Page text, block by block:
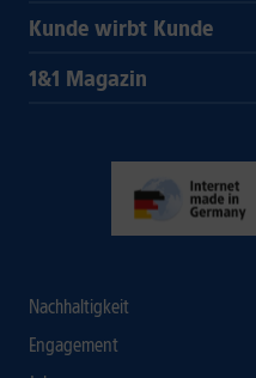
Kunde wirbt Kunde
1&1 Magazin
Nachhaltigkeit
Engagement